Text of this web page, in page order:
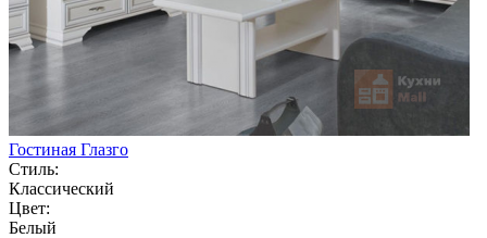
Гостиная Глазго
Стиль:
Классический
Цвет:
Белый